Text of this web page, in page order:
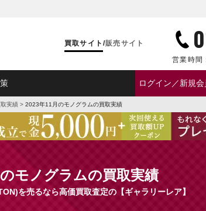
買取サイト /販売サイト
営業時間
ログイン／新規
実績 > 2023年11月のモノグラムの買取実績
モノグラムの買取実績
を売るなら高価買取査定の【ギャラリーレア】